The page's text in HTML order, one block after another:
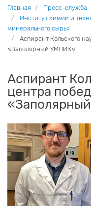
Главная Пресс-служба
Институт химии и
минерального сырья
Аспирант Кольского
«Заполярный УМНИК»
Аспирант
центра